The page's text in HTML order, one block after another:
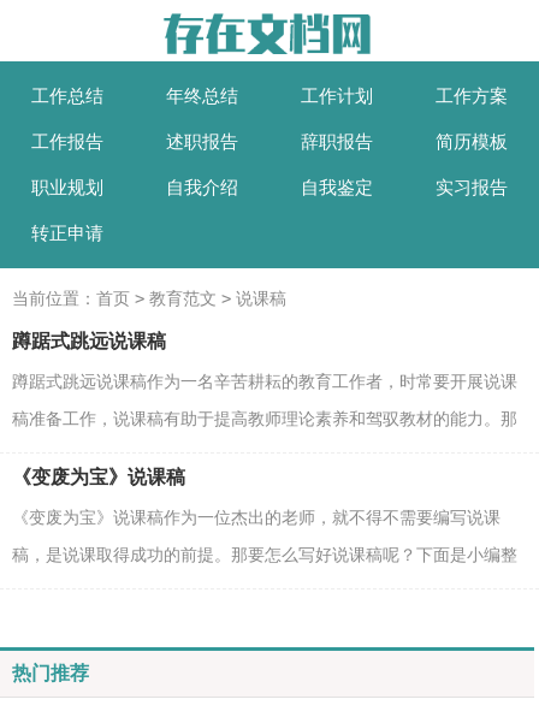
工作总结 年终总结 工作计划 工作方案
工作报告 述职报告 辞职报告 简历模板
职业规划 自我介绍 自我鉴定 实习报告
转正申请
当前位置： 首页 > 教育范文 > 说课稿
蹲踞式跳远说课稿
蹲踞式跳远说课稿作为一名辛苦耕耘的教育工作者，时常要开展说课
稿准备工作，说课稿有助于提高教师理论素养和驾驭教材的能力。那
《变废为宝》说课稿
《变废为宝》说课稿作为一位杰出的老师，就不得不需要编写说课
稿，是说课取得成功的前提。那要怎么写好说课稿呢？下面是小编整
热门推荐